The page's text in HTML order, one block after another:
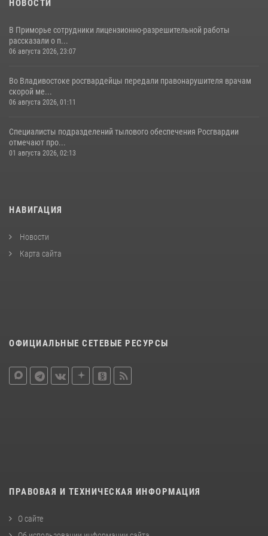
НОВОСТИ
В Приморье сотрудники лицензионно-разрешительной работы
рассказали о п...
06 августа 2026, 23:07
Во Владивостоке росгвардейцы передали правонарушителя врачам
скорой ме...
06 августа 2026, 01:11
Специалисты подразделений тылового обеспечения Росгвардии
отмечают про...
01 августа 2026, 02:13
НАВИГАЦИЯ
Новости
Карта сайта
ОФИЦИАЛЬНЫЕ СЕТЕВЫЕ РЕСУРСЫ
ПРАВОВАЯ И ТЕХНИЧЕСКАЯ ИНФОРМАЦИЯ
О сайте